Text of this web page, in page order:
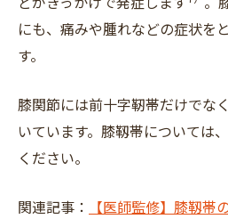
にも、痛みや腫れなどの症状を
す。
膝関節には前十字靭帯だけでな
いています。膝靱帯については
ください。
関連記事：
【医師監修】膝靱帯